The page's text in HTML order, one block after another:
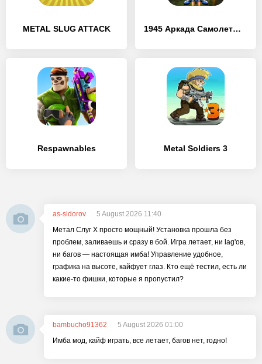
METAL SLUG ATTACK 1945 Аркада Самолеты Стрелялки
Respawnables Metal Soldiers 3
as-sidorov
5 August 2026 11:40
Метал Слуг Х просто мощный! Установка прошла без
проблем, заливаешь и сразу в бой. Игра летает, ни lag'ов,
ни багов — настоящая имба! Управление удобное,
графика на высоте, кайфует глаз. Кто ещё тестил, есть ли
какие-то фишки, которые я пропустил?
bambucho91362
5 August 2026 01:00
Имба мод, кайф играть, все летает, багов нет, годно!